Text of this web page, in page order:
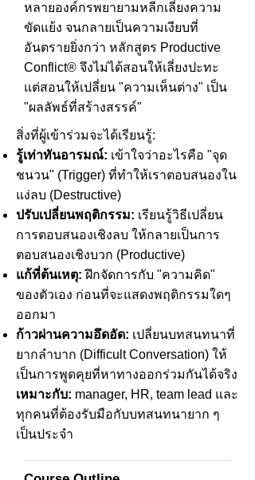
หลายองค์กรพยายามหลีกเลี่ยงความ
ขัดแย้ง จนกลายเป็นความเงียบที่
อันตรายยิ่งกว่า หลักสูตร Productive
Conflict® จึงไม่ได้สอนให้เลี่ยงปะทะ
แต่สอนให้เปลี่ยน "ความเห็นต่าง" เป็น
"ผลลัพธ์ที่สร้างสรรค์"
สิ่งที่ผู้เข้าร่วมจะได้เรียนรู้:
รู้เท่าทันอารมณ์: เข้าใจว่าอะไรคือ "จุด
ชนวน" (Trigger) ที่ทำให้เราตอบสนองใน
แง่ลบ (Destructive)
ปรับเปลี่ยนพฤติกรรม: เรียนรู้วิธีเปลี่ยน
การตอบสนองเชิงลบ ให้กลายเป็นการ
ตอบสนองเชิงบวก (Productive)
แก้ที่ต้นเหตุ: ฝึกจัดการกับ "ความคิด"
ของตัวเอง ก่อนที่จะแสดงพฤติกรรมใดๆ
ออกมา
ก้าวผ่านความอึดอัด: เปลี่ยนบทสนทนาที่
ยากลำบาก (Difficult Conversation) ให้
เป็นการพูดคุยที่หาทางออกร่วมกันได้จริง
เหมาะกับ: manager, HR, team lead และ
ทุกคนที่ต้องรับมือกับบทสนทนายาก ๆ
เป็นประจำ